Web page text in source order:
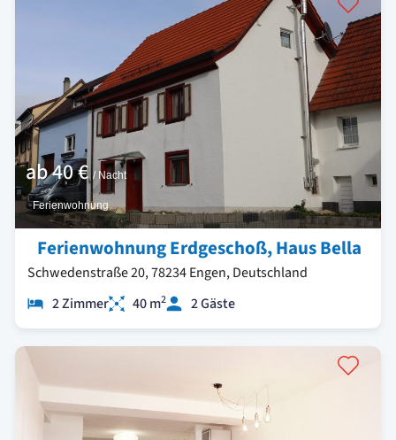
ab40 € / Nacht
Ferienwohnung
Ferienwohnung Erdgeschoß, Haus Bella
Schwedenstraße 20, 78234 Engen, Deutschland
2 Zimmer
40 m2 2 Gäste